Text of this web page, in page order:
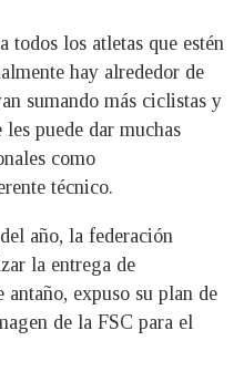
todos los atletas que estén
hay alrededor de
sumando más ciclistas y
les puede dar muchas
como
técnico.
año, la federación
la entrega de
expuso su plan de
de la FSC para el